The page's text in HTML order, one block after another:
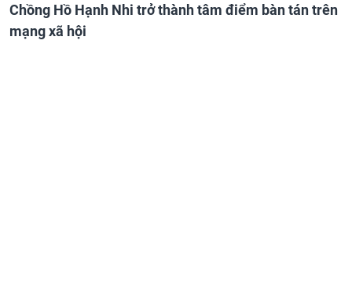
Chồng Hồ Hạnh Nhi trở thành tâm điểm bàn tán trên
mạng xã hội